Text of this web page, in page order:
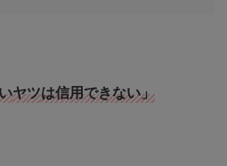
ヤツは信用できない」